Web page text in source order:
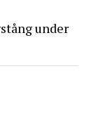
under